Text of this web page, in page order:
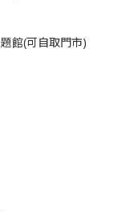
館(可自取門市)